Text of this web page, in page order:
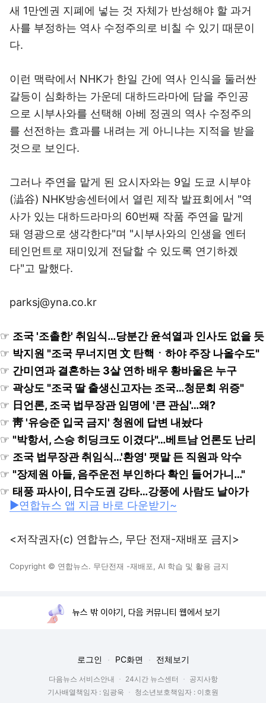
새 1만엔권 지폐에 넣는 것 자체가 반성해야 할 과거
사를 부정하는 역사 수정주의로 비칠 수 있기 때문이
다.
이런 맥락에서 NHK가 한일 간에 역사 인식을 둘러싼
갈등이 심화하는 가운데 대하드라마에 담을 주인공
으로 시부사와를 선택해 아베 정권의 역사 수정주의
를 선전하는 효과를 내려는 게 아니냐는 지적을 받을
것으로 보인다.
그러나 주연을 맡게 된 요시자와는 9일 도쿄 시부야
(澁谷) NHK방송센터에서 열린 제작 발표회에서 "역
사가 있는 대하드라마의 60번째 작품 주연을 맡게
돼 영광으로 생각한다"며 "시부사와의 인생을 엔터
테인먼트로 재미있게 전달할 수 있도록 연기하겠
다"고 말했다.
parksj@yna.co.kr
☞ 조국 '조촐한' 취임식…당분간 윤석열과 인사도 없을 듯
☞ 박지원 "조국 무너지면 文 탄핵ㆍ하야 주장 나올수도"
☞ 간미연과 결혼하는 3살 연하 배우 황바울은 누구
☞ 곽상도 "조국 딸 출생신고자는 조국…청문회 위증"
☞ 日언론, 조국 법무장관 임명에 '큰 관심'…왜?
☞ 靑 '유승준 입국 금지' 청원에 답변 내놨다
☞ "박항서, 스승 히딩크도 이겼다"…베트남 언론도 난리
☞ 조국 법무장관 취임식…'환영' 팻말 든 직원과 악수
☞ "장제원 아들, 음주운전 부인하다 확인 들어가니…"
☞ 태풍 파사이, 日수도권 강타…강풍에 사람도 날아가
▶연합뉴스 앱 지금 바로 다운받기~
<저작권자(c) 연합뉴스, 무단 전재-재배포 금지>
Copyright © 연합뉴스. 무단전재 -재배포, AI 학습 및 활용 금지
뉴스 밖 이야기, 다음 커뮤니티 웹에서 보기
로그인 PC화면 전체보기
다음뉴스 서비스안내 24시간 뉴스센터
공지사항
기사배열책임자 : 임광욱
청소년보호책임자 : 이호원